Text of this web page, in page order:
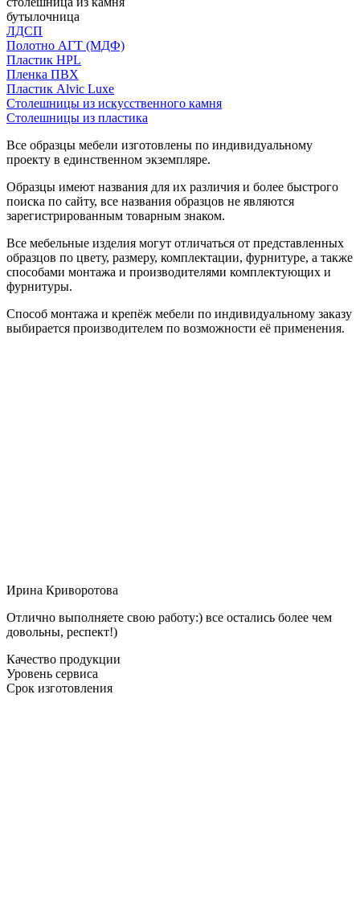
бутылочница
ЛДСП
Полотно АГТ (МДФ)
Пластик HPL
Пленка ПВХ
Пластик Alvic Luxe
Столешницы из искусственного камня
Столешницы из пластика
Все образцы мебели изготовлены по индивидуальному
проекту в единственном экземпляре.
Образцы имеют названия для их различия и более быстрого
поиска по сайту, все названия образцов не являются
зарегистрированным товарным знаком.
Все мебельные изделия могут отличаться от представленных
образцов по цвету, размеру, комплектации, фурнитуре, а также
способами монтажа и производителями комплектующих и
фурнитуры.
Способ монтажа и крепёж мебели по индивидуальному заказу
выбирается производителем по возможности её применения.
Ирина Криворотова
Отлично выполняете свою работу:) все остались более чем
довольны, респект!)
Качество продукции
Уровень сервиса
Срок изготовления